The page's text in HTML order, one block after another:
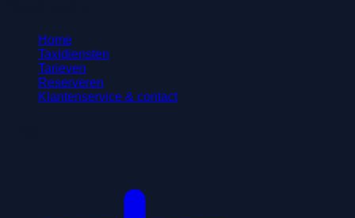
Home
Taxidiensten
Tarieven
Reserveren
Klantenservice & contact